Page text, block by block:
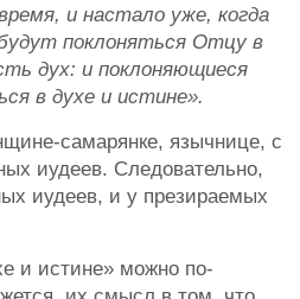
и настало уже, когда
поклоняться Отцу в
дух: и поклоняющиеся
в духе и истине».
самарянке, язычнице, с
иудеев. Следовательно,
иудеев, и у презираемых
и истине» можно по-